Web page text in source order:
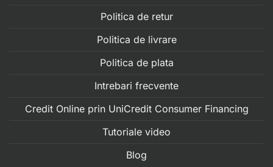
Politica de retur
Politica de livrare
Politica de plata
Intrebari frecvente
Credit Online prin UniCredit Consumer Financing
Tutoriale video
Blog